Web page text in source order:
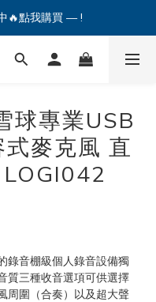
🔥點我購買 — !
優惠券！🎫
球專業USB
麥克風 直
錄音棚級個人錄音設備獨
質三種收音選項可供選擇
圍（合奏）以及超大聲